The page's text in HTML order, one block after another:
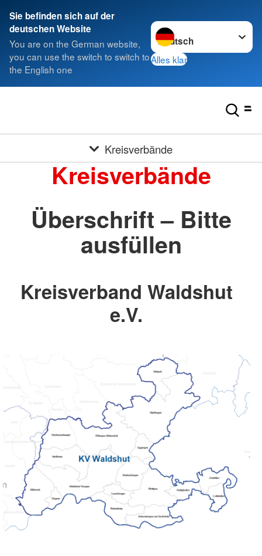
Sie befinden sich auf der
deutschen Website
You are on the German website,
you can use the switch to switch to
the English one
Sprache wechseln zu
Alles klar
Kreisverbände
Kreisverbände
Überschrift – Bitte
ausfüllen
Kreisverband Waldshut
e.V.